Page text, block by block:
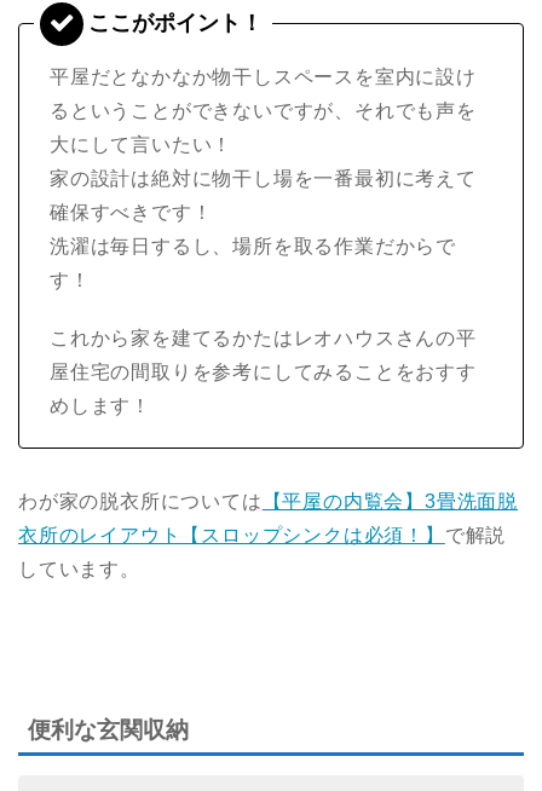
平屋だとなかなか物干しスペースを室内に設け
るということができないですが、それでも声を
大にして言いたい！
家の設計は絶対に物干し場を一番最初に考えて
確保すべきです！
洗濯は毎日するし、場所を取る作業だからで
す！
これから家を建てるかたはレオハウスさんの平
屋住宅の間取りを参考にしてみることをおすす
めします！
わが家の脱衣所については 【平屋の内覧会】3畳洗面脱
衣所のレイアウト【スロップシンクは必須！】 で解説
しています。
便利な玄関収納